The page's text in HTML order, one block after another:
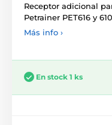
Receptor adicional
Petrainer PET616 y 610
Más info ›
En stock 1 ks